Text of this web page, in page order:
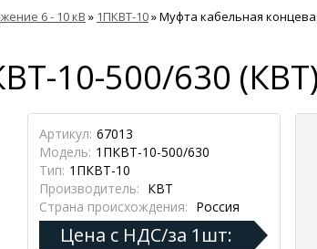
6 - 10 кВ » 1ПКВТ-10»Муфта кабельная
10-500/630 (КВТ)
Артикул: 67013
Модель: 1ПКВТ-10-500/630
Тип: 1ПКВТ-10
Производитель: КВТ
Страна происхождения: Россия
Цена с НДС/за 1шт: